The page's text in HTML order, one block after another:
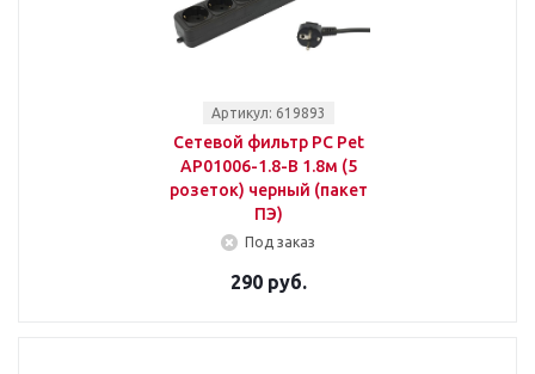
Артикул: 619893
Сетевой фильтр PC Pet
AP01006-1.8-B 1.8м (5
розеток) черный (пакет
ПЭ)
Под заказ
290 руб.